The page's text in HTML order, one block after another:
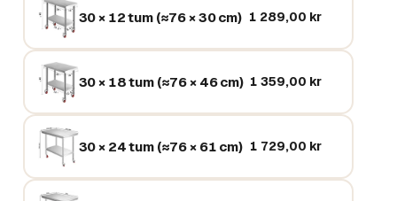
30 × 12 tum (≈76 × 30 cm) 1 289,00 kr
30 × 18 tum (≈76 × 46 cm) 1 359,00 kr
30 × 24 tum (≈76 × 61 cm) 1 729,00 kr